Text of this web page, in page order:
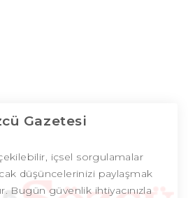
Gazetesi
içsel sorgulamalar
düşüncelerinizi paylaşmak
Bugün güvenlik ihtiyacınızla